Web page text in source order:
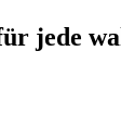
jede